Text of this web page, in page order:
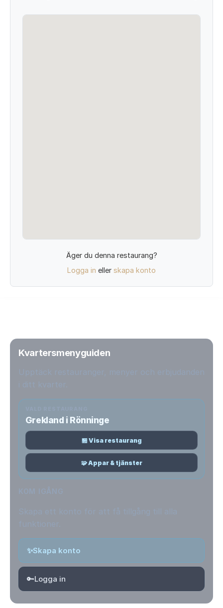
Äger du denna restaurang?
Logga in eller skapa konto
Kvartersmenyguiden
Grekland i Rönninge
🏪 Visa restaurang
🧩 Appar & tjänster
✨Skapa konto
🔑Logga in